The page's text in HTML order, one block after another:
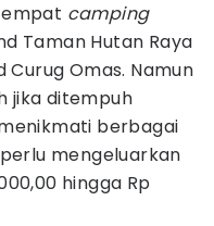
camping
Taman Hutan Raya
Omas. Namun
jika ditempuh
berbagai
mengeluarkan
hingga Rp